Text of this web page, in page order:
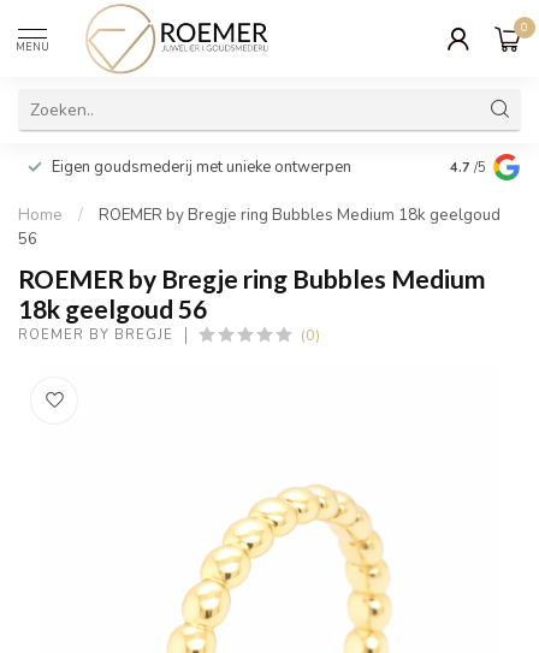
MENU
0
Eigen goudsmederij met unieke ontwerpen Wij
cadeau
4.7 /5
Home /
ROEMER by Bregje ring Bubbles Medium 18k geelgoud
56
ROEMER by Bregje ring Bubbles Medium
18k geelgoud 56
ROEMER BY BREGJE (0)